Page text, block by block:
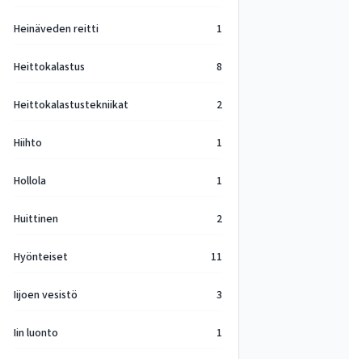
Heinäveden reitti 1
Heittokalastus 8
Heittokalastustekniikat 2
Hiihto 1
Hollola 1
Huittinen 2
Hyönteiset 11
Iijoen vesistö 3
Iin luonto 1